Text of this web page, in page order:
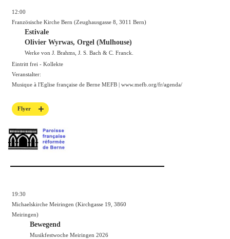
12:00
Französische Kirche Bern (Zeughausgasse 8, 3011 Bern)
Estivale
Olivier Wyrwas, Orgel (Mulhouse)
Werke von J. Brahms, J. S. Bach & C. Franck.
Eintritt frei - Kollekte
Veranstalter:
Musique à l'Eglise française de Berne MEFB | www.mefb.org/fr/agenda/
Flyer
19:30
Michaelskirche Meiringen (Kirchgasse 19, 3860
Meiringen)
Bewegend
Musikfestwoche Meiringen 2026